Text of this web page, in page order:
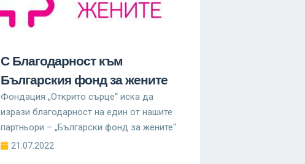
С Благодарност към
Българския фонд за жените
Фондация „Открито сърце“ иска да
изрази благодарност на един от нашите
партньори – „Български фонд за жените“
21.07.2022